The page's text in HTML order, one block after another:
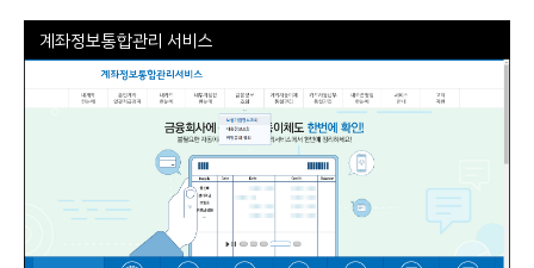
계좌정보통합관리 서비스